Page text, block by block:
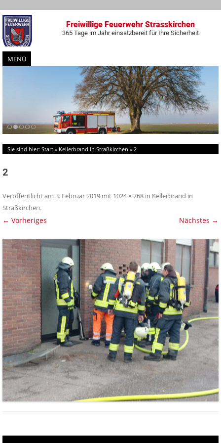
Freiwillige Feuerwehr Strasskirchen
365 Tage im Jahr einsatzbereit für Ihre Sicherheit
MENÜ
Zum
Inhalt
springen
Sie sind hier: Start » Kellerbrand in Straßkirchen » 2
2
Veröffentlicht am 3. Februar 2019 mit 1024 × 768 in Kellerbrand in
Straßkirchen.
← Vorheriges Nächstes →